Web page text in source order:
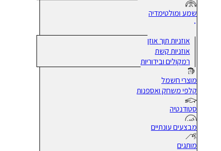
שמע ומולטימדיה
אוזניות תוך אוזן
אוזניות קשת
רמקולים ובידוריות
מוצרי חשמל
קלפי משחק ואספנות
סטודנטיה
מבצעים עונתיים
מותגים